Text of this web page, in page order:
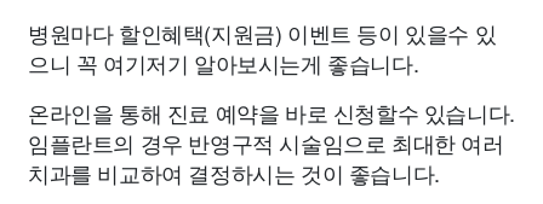
병원마다 할인혜택(지원금) 이벤트 등이 있을수 있
으니 꼭 여기저기 알아보시는게 좋습니다.
온라인을 통해 진료 예약을 바로 신청할수 있습니다.
임플란트의 경우 반영구적 시술임으로 최대한 여러
치과를 비교하여 결정하시는 것이 좋습니다.